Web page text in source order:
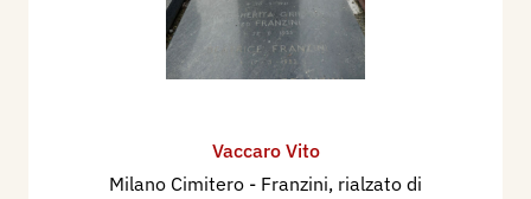
Vaccaro Vito
Milano Cimitero - Franzini, rialzato di